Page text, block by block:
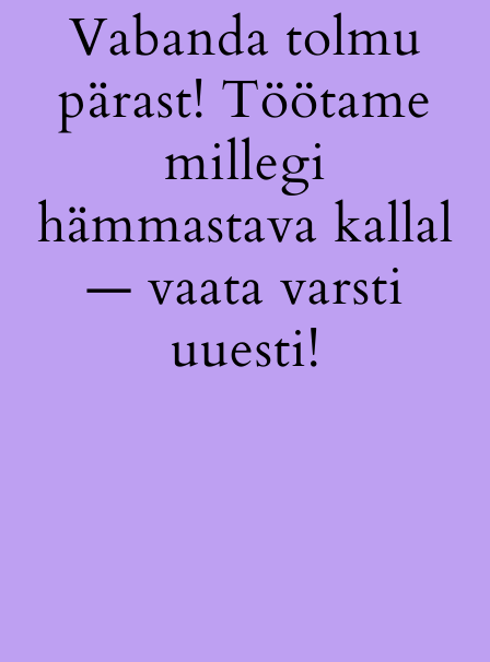
Vabanda tolmu
pärast! Töötame
millegi
hämmastava kallal
— vaata varsti
uuesti!